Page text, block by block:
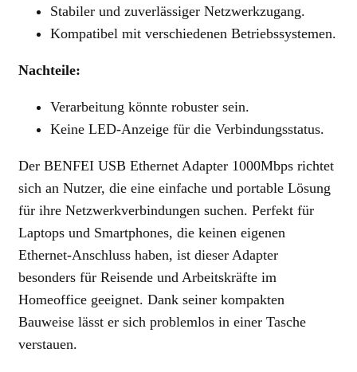
Stabiler und zuverlässiger Netzwerkzugang.
Kompatibel mit verschiedenen Betriebssystemen.
Nachteile:
Verarbeitung könnte robuster sein.
Keine LED-Anzeige für die Verbindungsstatus.
Der BENFEI USB Ethernet Adapter 1000Mbps richtet
sich an Nutzer, die eine einfache und portable Lösung
für ihre Netzwerkverbindungen suchen. Perfekt für
Laptops und Smartphones, die keinen eigenen
Ethernet-Anschluss haben, ist dieser Adapter
besonders für Reisende und Arbeitskräfte im
Homeoffice geeignet. Dank seiner kompakten
Bauweise lässt er sich problemlos in einer Tasche
verstauen.